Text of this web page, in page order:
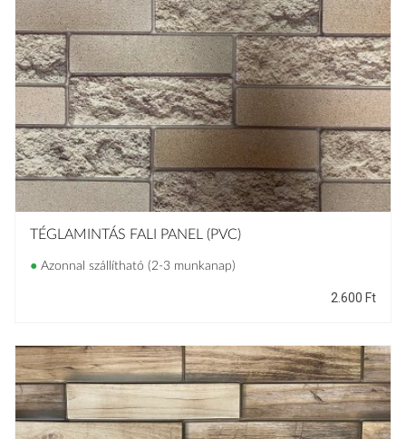
TÉGLAMINTÁS FALI PANEL (PVC)
● Azonnal szállítható (2-3 munkanap)
2.600 Ft